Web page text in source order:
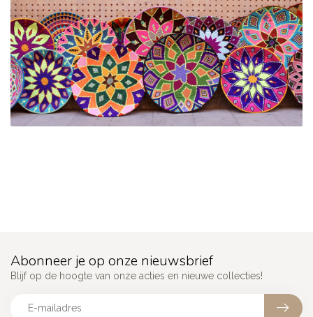
Abonneer je op onze nieuwsbrief
Blijf op de hoogte van onze acties en nieuwe collecties!